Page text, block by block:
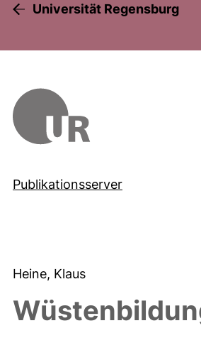
Universität Regensburg
Publikationsserver
Heine, Klaus